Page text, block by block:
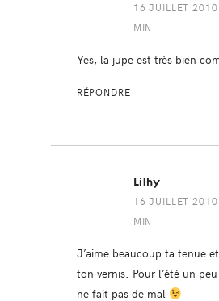
16 JUILLET
MIN
Yes, la jupe est très bien
RÉPONDRE
Lilhy
16 JUILLET
MIN
J’aime beaucoup ta tenue
ton vernis. Pour l’été un
ne fait pas de mal